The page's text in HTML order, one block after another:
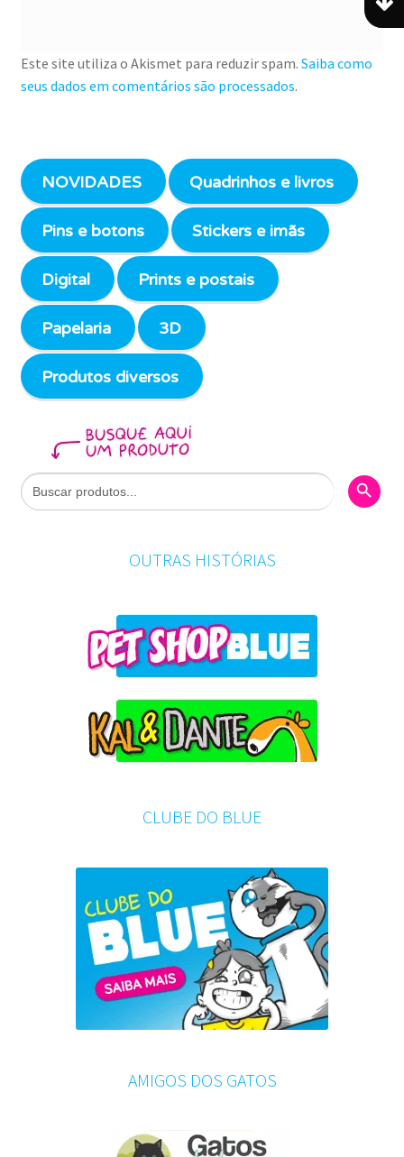
Este site utiliza o Akismet para reduzir spam. Saiba como
seus dados em comentários são processados.
NOVIDADES Quadrinhos e livros
Pins e botons Stickers e imãs
Digital Prints e postais
Papelaria 3D
Produtos diversos
Search
for:
Search
OUTRAS HISTÓRIAS
CLUBE DO BLUE
AMIGOS DOS GATOS